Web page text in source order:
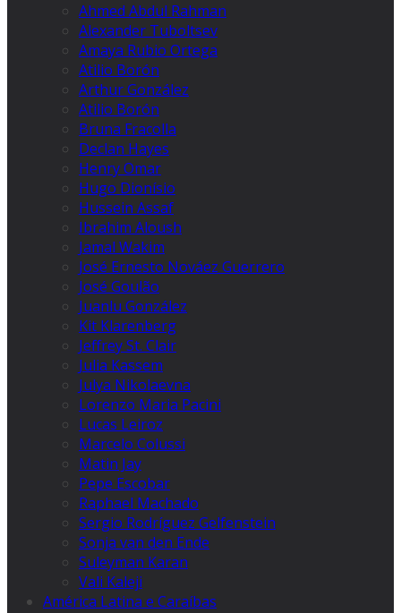
Ahmed Abdul Rahman
Alexander Tuboltsev
Amaya Rubio Ortega
Atilio Borón
Arthur González
Atilio Borón
Bruna Fracolla
Declan Hayes
Henry Omar
Hugo Dionísio
Hussein Assaf
Ibrahim Aloush
Jamal Wakim
José Ernesto Nováez Guerrero
José Goulão
Juanlu González
Kit Klarenberg
Jeffrey St. Clair
Julia Kassem
Julya Nikolaevna
Lorenzo Maria Pacini
Lucas Leiroz
Marcelo Colussi
Matin Jay
Pepe Escobar
Raphael Machado
Sergio Rodríguez Gelfenstein
Sonja van den Ende
Suleyman Karan
Vali Kaleji
América Latina e Caraíbas